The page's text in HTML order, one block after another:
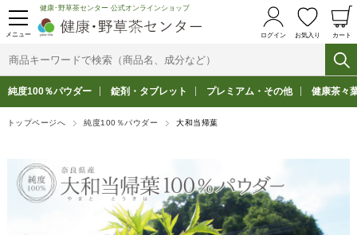
メニュー
健康･野草茶センター 公式オンラインショップ
ログイン お気入り カート
純度100％パウダー 錠剤・タブレット プレミアム・その他 健康茶々
トップページへ 純度100％パウダー 大和当帰葉